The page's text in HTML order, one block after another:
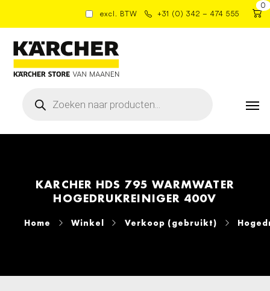
excl. BTW +31 (0) 342 – 474 555
0
zoeken
KARCHER HDS 795 WARMWATER
HOGEDRUKREINIGER 400V
Home Winkel Verkoop (gebruikt)